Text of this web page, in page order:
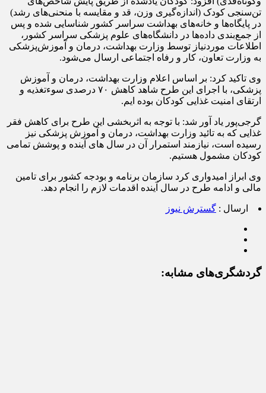
تن‌سنجی کودک (اندازه‌گیری وزن، قد و مقایسه با منحنی‌های رشد)
در پایگاه‌ها و خانه‌های بهداشت سراسر کشور شناسایی شده و پس
از جمع‌بندی داده‌ها در دانشگاه‌های علوم پزشکی سراسر کشور،
اطلاعات موردنیاز توسط وزارت بهداشت، درمان و آموزش‌پزشکی
به وزارت تعاون، کار و رفاه اجتماعی ارسال می‌شود.
وی تاکید کرد: بر اساس اعلام وزارت بهداشت، درمان و آموزش
پزشکی، با اجرای این طرح شاهد کاهش ۷۰ درصدی سوءتغذیه و
ارتقای امنیت غذایی کودکان بوده ایم.
گرجی‌پور یاد آور شد: با توجه به اثربخشی این طرح برای کاهش فقر
غذایی که به تائید وزارت بهداشت، درمان و آموزش پزشکی نیز
رسیده است، نیازمند استمرار آن در سال های آینده و پوشش تمامی
کودکان مشمول هستیم.
وی ابراز امیدواری کرد سازمان برنامه و بودجه کشور برای تامین
مالی و ادامه طرح در سال آینده اقدمات لازم را انجام دهد.
ارسال : گسترش نیوز
گردشگری‌های مشابه: